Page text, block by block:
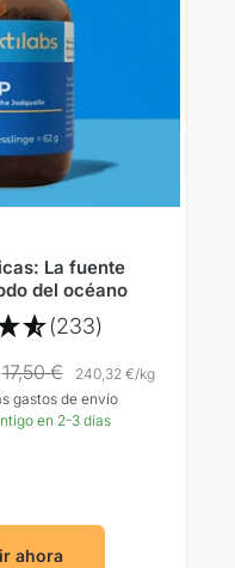
La fuente
del océano
(233)
Precio
normal
17,50 € 240,32 €/kg
gastos de envío
en 2-3 días
ahora